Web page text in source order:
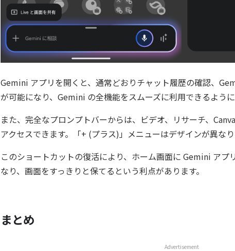
Gemini アプリを開くと、通常どおりチャット履歴の確認、
が可能になり、Gemini の全機能をスムーズに利用できるように
また、完全なプロンプトバーからは、ビデオ、リサーチ、
アクセスできます。「+ (プラス)」メニューはデザインが異な
このショートカットの復活により、ホーム画面に Gemini アプ
なり、画面をすっきりと保てるという利点があります。
まとめ
Advertisement